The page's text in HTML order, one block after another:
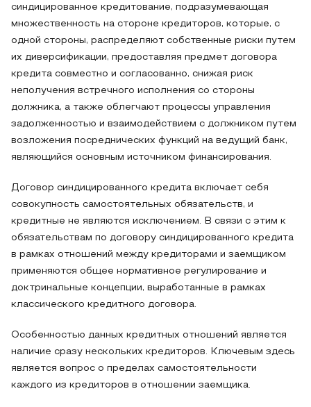
синдицированное кредитование, подразумевающая
множественность на стороне кредиторов, которые, с
одной стороны, распределяют собственные риски путем
их диверсификации, предоставляя предмет договора
кредита совместно и согласованно, снижая риск
неполучения встречного исполнения со стороны
должника, а также облегчают процессы управления
задолженностью и взаимодействием с должником путем
возложения посреднических функций на ведущий банк,
являющийся основным источником финансирования.
Договор синдицированного кредита включает себя
совокупность самостоятельных обязательств, и
кредитные не являются исключением. В связи с этим к
обязательствам по договору синдицированного кредита
в рамках отношений между кредиторами и заемщиком
применяются общее нормативное регулирование и
доктринальные концепции, выработанные в рамках
классического кредитного договора.
Особенностью данных кредитных отношений является
наличие сразу нескольких кредиторов. Ключевым здесь
является вопрос о пределах самостоятельности
каждого из кредиторов в отношении заемщика.